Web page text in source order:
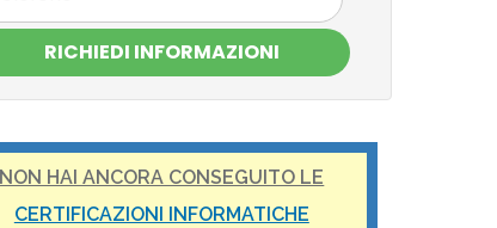
RICHIEDI INFORMAZIONI
NON HAI ANCORA CONSEGUITO LE
CERTIFICAZIONI INFORMATICHE